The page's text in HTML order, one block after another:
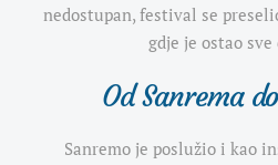
nedostupan, festival se
gdje je ostao sve
Od Sanrema
Sanremo je poslužio i kao